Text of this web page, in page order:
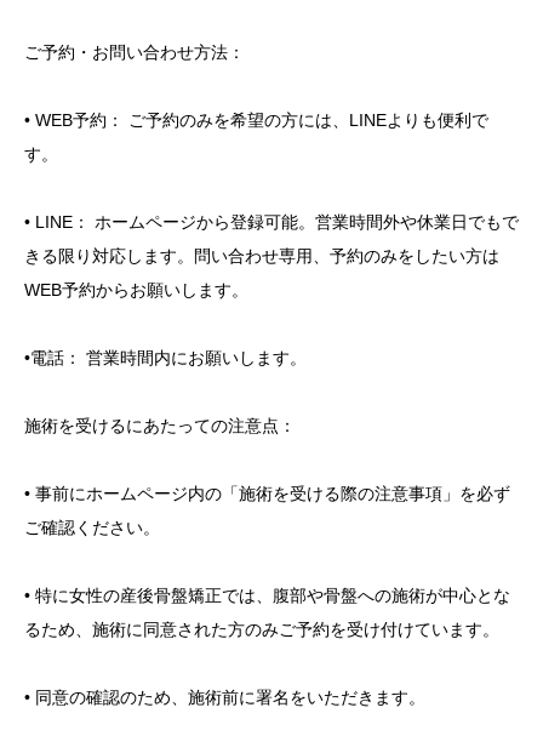
ご予約・お問い合わせ方法：
• WEB予約： ご予約のみを希望の方には、LINEよりも便利で
す。
• LINE： ホームページから登録可能。営業時間外や休業日でもで
きる限り対応します。問い合わせ専用、予約のみをしたい方は
WEB予約からお願いします。
•電話： 営業時間内にお願いします。
施術を受けるにあたっての注意点：
• 事前にホームページ内の「施術を受ける際の注意事項」を必ず
ご確認ください。
• 特に女性の産後骨盤矯正では、腹部や骨盤への施術が中心とな
るため、施術に同意された方のみご予約を受け付けています。
• 同意の確認のため、施術前に署名をいただきます。